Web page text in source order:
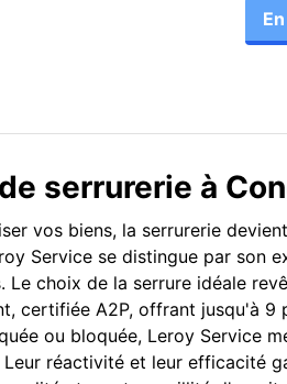
serrurerie à
vos biens, la serrurerie
Service se distingue par son
Le choix de la serrure idéale
certifiée A2P, offrant jusqu'à
ou bloquée, Leroy Service
Leur réactivité et leur efficacité